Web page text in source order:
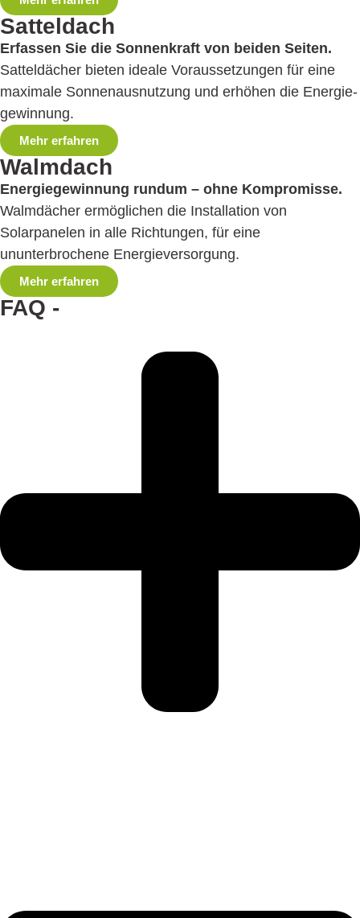
Satteldach
Erfassen Sie die Sonnenkraft von beiden Seiten.
Satteldächer bieten ideale Voraus­setzungen für eine
maximale Sonnenaus­nutzung und erhöhen die Energie­
gewinnung.
Mehr erfahren
Walmdach
Energiegewinnung rundum – ohne Kompromisse.
Walmdächer ermöglichen die Installation von
Solarpanelen in alle Richtungen, für eine
ununterbrochene Energie­versorgung.
Mehr erfahren
FAQ -